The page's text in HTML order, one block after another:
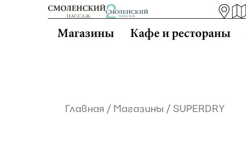
Магазины Кафе и рестораны
Главная / Магазины / SUPERDRY